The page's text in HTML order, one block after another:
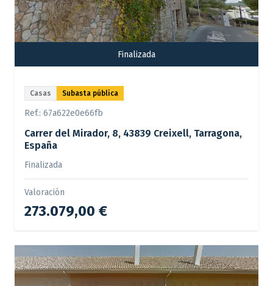
Finalizada
Casas Subasta pública
Ref.: 67a622e0e66fb
Carrer del Mirador, 8, 43839 Creixell, Tarragona,
España
Finalizada
Valoración
273.079,00 €